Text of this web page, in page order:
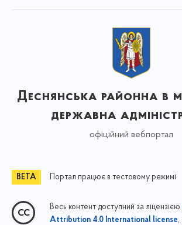
Деснянська районна в
державна
офіційний вебпортал
Портал працює в тестовому режимі
Весь контент доступний за ліцензією
Attribution 4.0 International license,